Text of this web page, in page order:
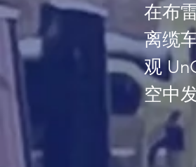
在布
离缆
观
空中